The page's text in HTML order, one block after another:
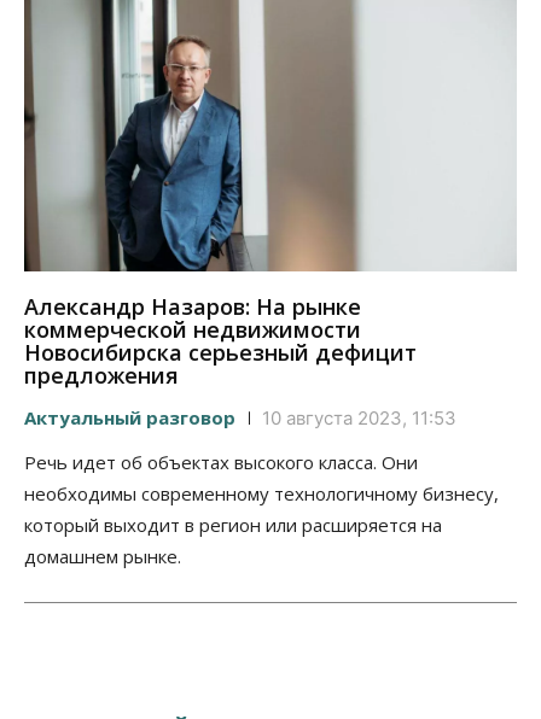
Александр Назаров: На рынке
коммерческой недвижимости
Новосибирска серьезный дефицит
предложения
Актуальный разговор 10 августа 2023, 11:53
Речь идет об объектах высокого класса. Они
необходимы современному технологичному бизнесу,
который выходит в регион или расширяется на
домашнем рынке.